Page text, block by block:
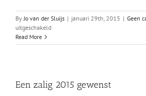
ByJo van der Sluijs | januari 29th, 2015 | Geen
uitgeschakeldvoor
in
weer
op
Read More
Een zalig 2015 gewenst